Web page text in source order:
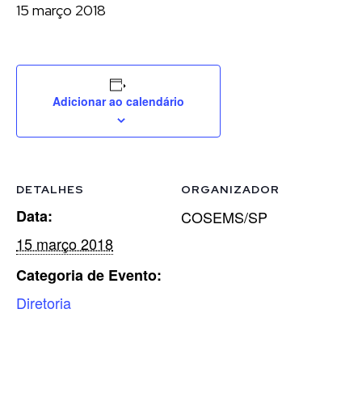
15 março 2018
Adicionar ao calendário
DETALHES
Data:
15 março 2018
Categoria de Evento:
Diretoria
ORGANIZADOR
COSEMS/SP